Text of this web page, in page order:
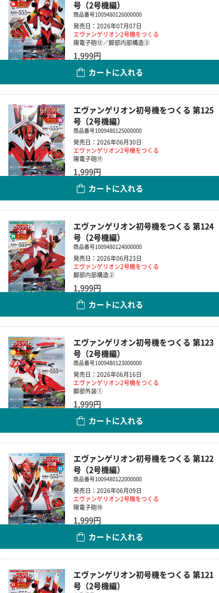
号（2号機編）
商品番号1009480126000000
発売日：2026年07月07日
エヴァンゲリオン2号機をつくる
陽電子砲⑫／脚部内部構造③
1,999円
カートに入れる
エヴァンゲリオン初号機をつくる 第125
号（2号機編）
商品番号1009480125000000
発売日：2026年06月30日
エヴァンゲリオン2号機をつくる
陽電子砲⑪
1,999円
カートに入れる
エヴァンゲリオン初号機をつくる 第124
号（2号機編）
商品番号1009480124000000
発売日：2026年06月23日
エヴァンゲリオン2号機をつくる
脚部内部構造②
1,999円
カートに入れる
エヴァンゲリオン初号機をつくる 第123
号（2号機編）
商品番号1009480123000000
発売日：2026年06月16日
エヴァンゲリオン2号機をつくる
脚部外装①
1,999円
カートに入れる
エヴァンゲリオン初号機をつくる 第122
号（2号機編）
商品番号1009480122000000
発売日：2026年06月09日
エヴァンゲリオン2号機をつくる
陽電子砲⑩
1,999円
カートに入れる
エヴァンゲリオン初号機をつくる 第121
号（2号機編）